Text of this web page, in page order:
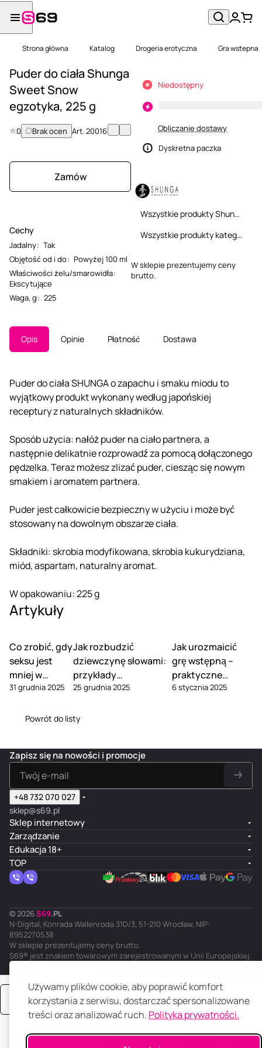
Używamy plików cookie, aby poprawić komfort
korzystania z serwisu, dostarczać spersonalizowane
treści oraz analizować ruch. Polityka prywatności.
Strona główna Katalog Drogeria erotyczna Gra wstepna
Puder do ciała Shunga
Sweet Snow
egzotyka, 225 g
0 Brak ocen Art.20016
Zamów
Cechy
Jadalny: Tak
Objętość od i do: Powyżej 100 ml
Właściwości żelu/smarowidła:
Ekscytujące
Waga, g: 225
Niedostępny
Obliczanie dostawy
Dyskretna paczka
Wszystkie produkty Shunga
Wszystkie produkty kategorii
W sklepie prezentujemy ceny
brutto.
Opis Opinie Płatność Dostawa
Puder do ciała SHUNGA o zapachu i smaku miodu to
wyjątkowy produkt wykonany według japońskiej
receptury z naturalnych składników.
Sposób użycia: nałóż puder na ciało partnera, a
następnie delikatnie rozprowadź za pomocą dołączonego
pędzelka. Teraz możesz zlizać puder, ciesząc się nowym
smakiem i aromatem partnera.
Puder jest całkowicie bezpieczny w użyciu i może być
stosowany na dowolnym obszarze ciała.
Składniki: skrobia modyfikowana, skrobia kukurydziana,
miód, aspartam, naturalny aromat.
W opakowaniu: 225 g
Artykuły
Co zrobić, gdy
seksu jest
mniej w
związku
31 grudnia 2025
Jak rozbudzić
dziewczynę słowami:
przykłady
erotycznych fraz
25 grudnia 2025
Jak urozmaicić
grę wstępną –
praktyczne
wskazówki
6 stycznia 2025
Powrót do listy
Zamów
Zapisz się na nowości i promocje
+48 732 070 027
sklep@s69.pl
Sklep internetowy
Zarządzanie
Edukacja 18+
TOP
© 2026 S69.PL
N-Digital, Konrada Wallenroda 31D/3, 51-210 Wrocław, NIP:
8952270538
W sklepie prezentujemy ceny brutto.
S69® jest znakiem towarowym zarejestrowanym w Unii Europejskiej.